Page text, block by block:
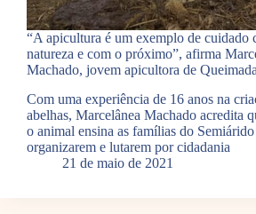
“A apicultura é um exemplo de cuidado
natureza e com o próximo”, afirma
Machado, jovem apicultora de
Com uma experiência de 16 anos na
abelhas, Marcelânea Machado acredita
o animal ensina as famílias do Semiárido
organizarem e lutarem por cidadania
21 de maio de 2021